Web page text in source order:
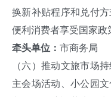
换新补贴程序和兑付
便利消费者享受国家政
牵头单位： 市商务局
（六）推动文旅市场
主会场活动、小公园